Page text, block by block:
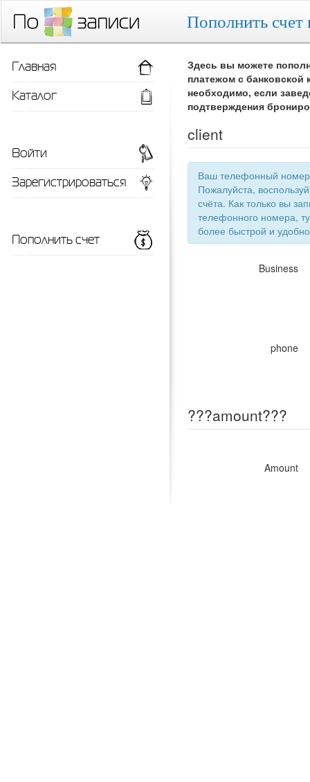
Пополнить счет
Здесь вы можете
платежом с
необходимо, если
подтверждения
client
Ваш телефонный номер
Пожалуйста,
счёта. Как только вы
телефонного номера,
более
Business
phone
???amount???
Amount
Главная
Каталог
Войти
Зарегистрироваться
Пополнить счет